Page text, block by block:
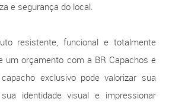
e segurança do local.
resistente, funcional e totalmente
um orçamento com a BR Capachos e
exclusivo pode valorizar sua
identidade visual e impressionar